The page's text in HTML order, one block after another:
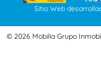
Sitio Web
© 2026 Mobilia Grupo